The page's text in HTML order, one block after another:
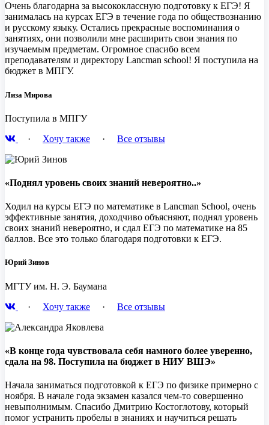
Очень благодарна за высококлассную подготовку к ЕГЭ! Я
занималась на курсах ЕГЭ в течение года по обществознанию
и русскому языку. Остались прекрасные воспоминания о
занятиях, они позволили мне расширить свои знания по
изучаемым предметам. Огромное спасибо всем
преподавателям и директору Lancman school! Я поступила на
бюджет в МПГУ.
Лиза Мирова
Поступила в МПГУ
· Хочу также · Все отзывы
«Поднял уровень своих знаний невероятно..»
Ходил на курсы ЕГЭ по математике в Lancman School, очень
эффективные занятия, доходчиво объясняют, поднял уровень
своих знаний невероятно, и сдал ЕГЭ по математике на 85
баллов. Все это только благодаря подготовки к ЕГЭ.
Юрий Зинов
МГТУ им. Н. Э. Баумана
· Хочу также · Все отзывы
«В конце года чувствовала себя намного более уверенно,
сдала на 98. Поступила на бюджет в НИУ ВШЭ»
Начала заниматься подготовкой к ЕГЭ по физике примерно с
ноября. В начале года экзамен казался чем-то совершенно
невыполнимым. Спасибо Дмитрию Костоглотову, который
помог устранить пробелы в знаниях и научиться решать